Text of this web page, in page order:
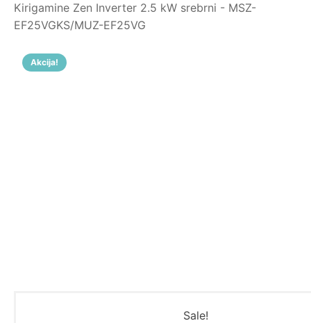
Kirigamine Zen Inverter 2.5 kW srebrni - MSZ-
EF25VGKS/MUZ-EF25VG
Akcija!
Sale!